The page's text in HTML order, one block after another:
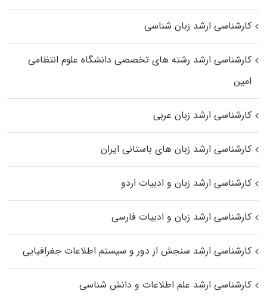
کارشناسی ارشد زبان شناسی
کارشناسی ارشد رﺷﺘﻪ ﻫﺎی تخصصی داﻧﺸﮕﺎه ﻋﻠﻮم انتظامی
اﻣﻴﻦ
کارشناسی ارشد زبان عربی
کارشناسی ارشد زبان‌ های باستانی ایران
کارشناسی ارشد زبان و ادبیات اردو
کارشناسی ارشد زبان و ادبیات فارسی
کارشناسی ارشد سنجش از دور و سیستم اطلاعات جغرافیایی
کارشناسی ارشد علم اطلاعات و دانش شناسی